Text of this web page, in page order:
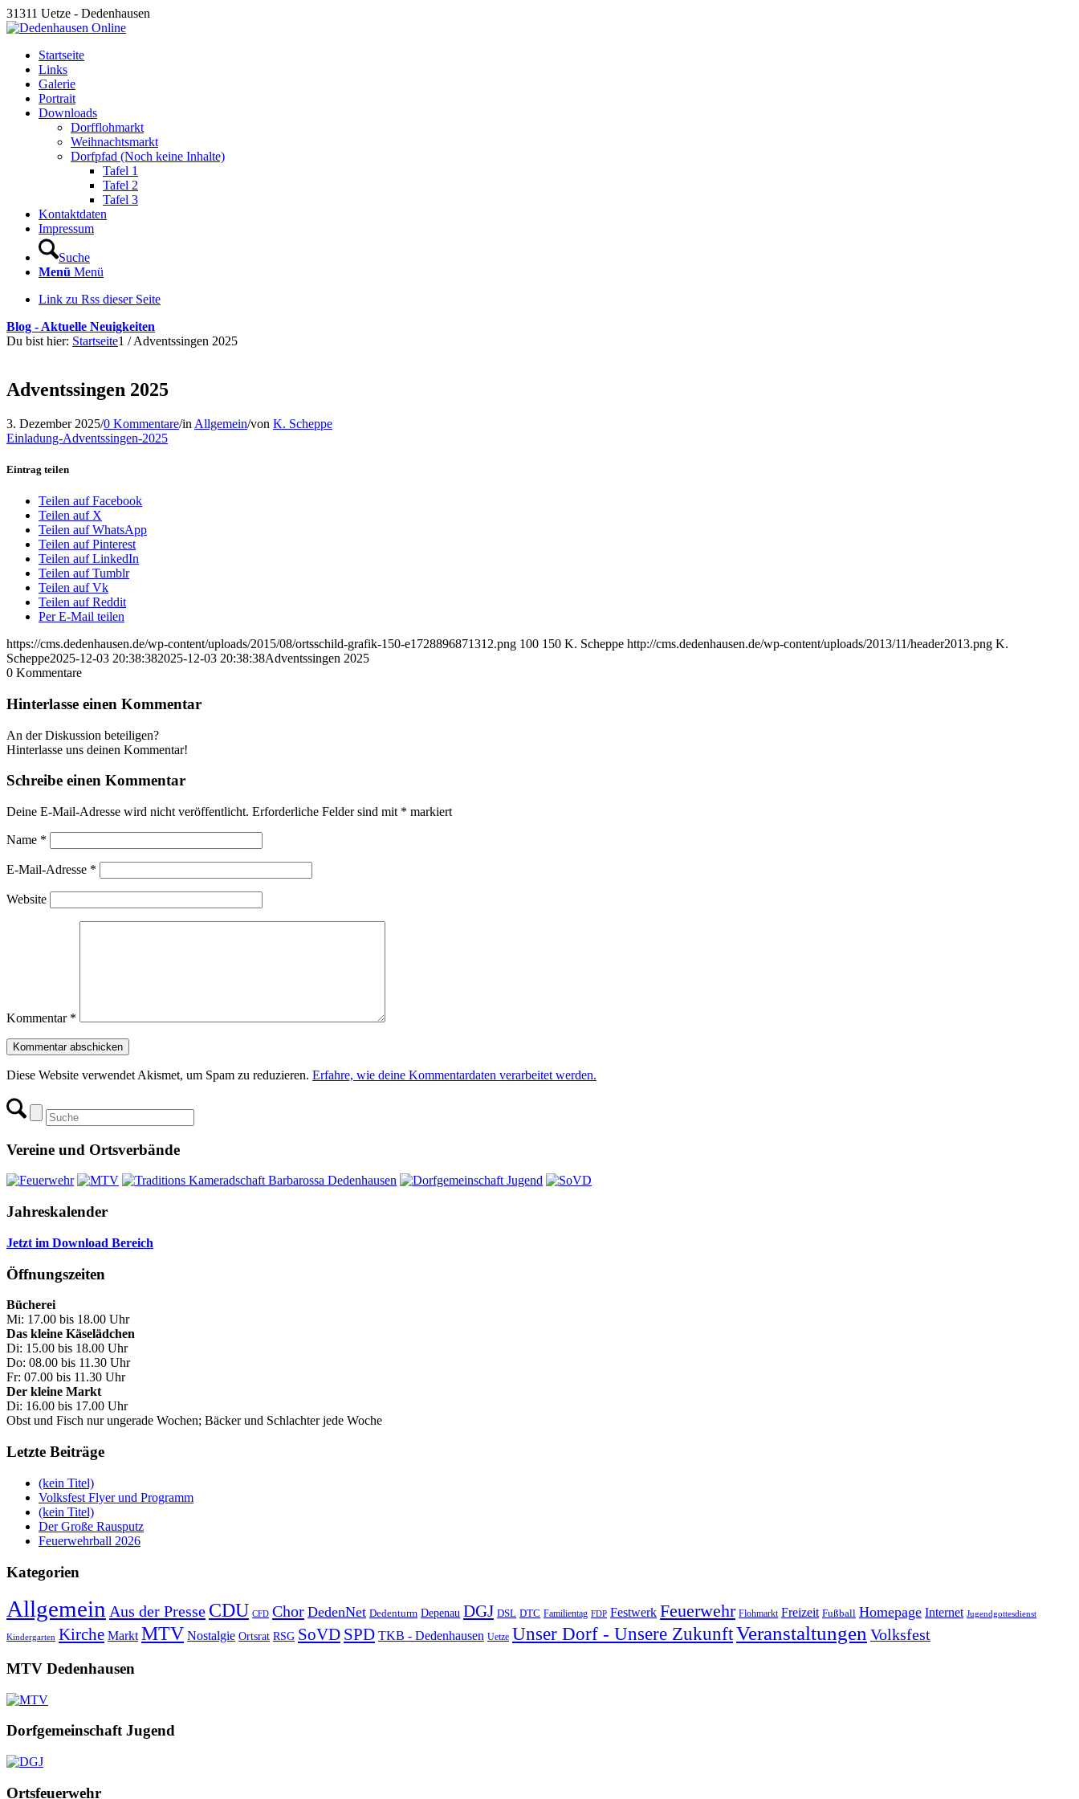
31311 Uetze - Dedenhausen
Startseite
Links
Galerie
Portrait
Downloads
Dorfflohmarkt
Weihnachtsmarkt
Dorfpfad (Noch keine Inhalte)
Tafel 1
Tafel 2
Tafel 3
Kontaktdaten
Impressum
Suche
Menü Menü
Link zu Rss dieser Seite
Blog - Aktuelle Neuigkeiten
Du bist hier: Startseite1 / Adventssingen 2025
Adventssingen 2025
3. Dezember 2025/0 Kommentare/in Allgemein/von K. Scheppe
Einladung-Adventssingen-2025
Eintrag teilen
Teilen auf Facebook
Teilen auf X
Teilen auf WhatsApp
Teilen auf Pinterest
Teilen auf LinkedIn
Teilen auf Tumblr
Teilen auf Vk
Teilen auf Reddit
Per E-Mail teilen
https://cms.dedenhausen.de/wp-content/uploads/2015/08/ortsschild-grafik-150-e1728896871312.png 100 150 K. Scheppe http://cms.dedenhausen.de/wp-content/uploads/2013/11/header2013.png K.
Scheppe2025-12-03 20:38:382025-12-03 20:38:38Adventssingen 2025
0 Kommentare
Hinterlasse einen Kommentar
An der Diskussion beteiligen?
Hinterlasse uns deinen Kommentar!
Schreibe einen Kommentar
Deine E-Mail-Adresse wird nicht veröffentlicht. Erforderliche Felder sind mit * markiert
Name *
E-Mail-Adresse *
Website
Kommentar *
Diese Website verwendet Akismet, um Spam zu reduzieren. Erfahre, wie deine Kommentardaten verarbeitet werden.
Vereine und Ortsverbände
Jahreskalender
Jetzt im Download Bereich
Öffnungszeiten
Bücherei
Mi: 17.00 bis 18.00 Uhr
Das kleine Käselädchen
Di: 15.00 bis 18.00 Uhr
Do: 08.00 bis 11.30 Uhr
Fr: 07.00 bis 11.30 Uhr
Der kleine Markt
Di: 16.00 bis 17.00 Uhr
Obst und Fisch nur ungerade Wochen; Bäcker und Schlachter jede Woche
Letzte Beiträge
(kein Titel)
Volksfest Flyer und Programm
(kein Titel)
Der Große Rausputz
Feuerwehrball 2026
Kategorien
Allgemein Aus der Presse CDU CFD Chor DedenNet Dedenturm Depenau DGJ DSL DTC Familientag FDP Festwerk Feuerwehr Flohmarkt Freizeit Fußball Homepage Internet Jugendgottesdienst
Kindergarten Kirche Markt MTV Nostalgie Ortsrat RSG SoVD SPD TKB - Dedenhausen Uetze Unser Dorf - Unsere ZukunftVeranstaltungen Volksfest
MTV Dedenhausen
Dorfgemeinschaft Jugend
Ortsfeuerwehr